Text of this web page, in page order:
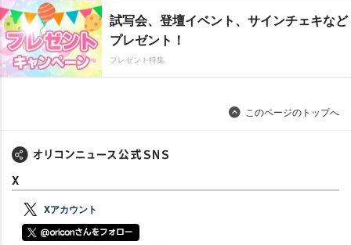
試写会、登壇イベント、サインチェキなど
プレゼント！
プレゼント特集
このページのトップへ
X
Xアカウント